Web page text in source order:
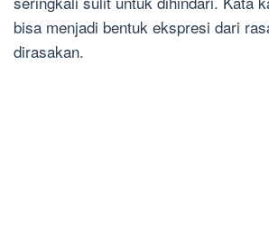
bisa menjadi bentuk ekspresi dari
dirasakan.